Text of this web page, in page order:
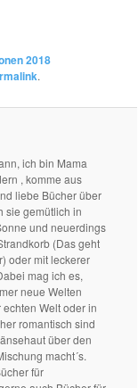
2018
.
ich bin Mama
, komme aus
liebe Bücher über
sie gemütlich in
und neuerdings
(Das geht
oder mit leckerer
mag ich es,
neue Welten
Welt oder in
romantisch sind
über den
macht´s.
für